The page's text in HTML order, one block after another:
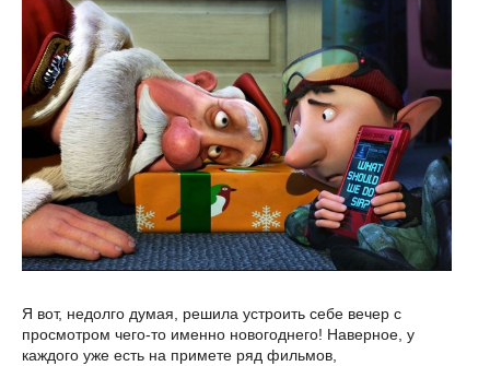
Я вот, недолго думая, решила устроить себе вечер с
просмотром чего-то именно новогоднего! Наверное, у
каждого уже есть на примете ряд фильмов,